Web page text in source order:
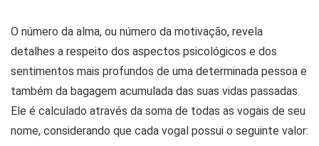
O número da alma, ou número da motivação, revela
detalhes a respeito dos aspectos psicológicos e dos
sentimentos mais profundos de uma determinada pessoa e
também da bagagem acumulada das suas vidas passadas.
Ele é calculado através da soma de todas as vogais de seu
nome, considerando que cada vogal possui o seguinte valor: